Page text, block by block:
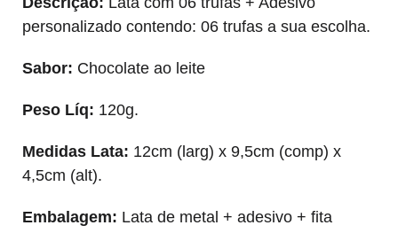
personalizado contendo: 06 trufas a sua escolha.
Sabor: Chocolate ao leite
Peso Líq: 120g.
Medidas Lata: 12cm (larg) x 9,5cm (comp) x
4,5cm (alt).
Embalagem: Lata de metal + adesivo + fita